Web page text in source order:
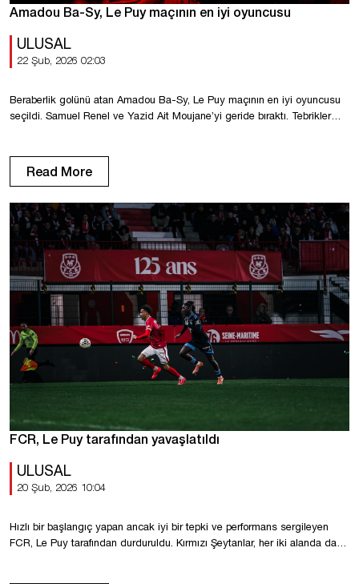
Amadou Ba-Sy, Le Puy maçının en iyi oyuncusu
ULUSAL
22 Şub, 2026 02:03
Beraberlik golünü atan Amadou Ba-Sy, Le Puy maçının en iyi oyuncusu
seçildi. Samuel Renel ve Yazid Ait Moujane’yi geride bıraktı. Tebrikler
Read More
FCR, Le Puy tarafından yavaşlatıldı
ULUSAL
20 Şub, 2026 10:04
Hızlı bir başlangıç yapan ancak iyi bir tepki ve performans sergileyen
FCR, Le Puy tarafından durduruldu. Kırmızı Şeytanlar, her iki alanda da